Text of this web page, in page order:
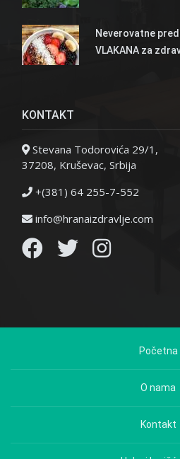
Neverovatne
VLAKANA za
KONTAKT
Stevana Todorovića 29/1,
37208, Kruševac, Srbija
+(381) 64 255-7-552
info@hranaizdravlje.com
Početna
O nama
Kontakt